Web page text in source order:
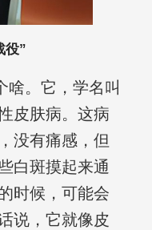
役”
啥。它，学名叫
皮肤病。这病
没有痛感，但
白斑摸起来通
时候，可能会
说，它就像皮